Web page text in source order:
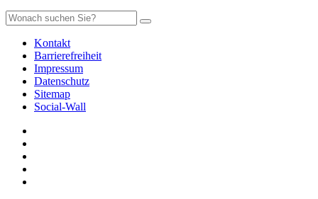
Kontakt
Barrierefreiheit
Impressum
Datenschutz
Sitemap
Social-Wall